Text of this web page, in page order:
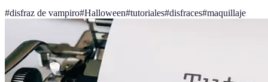
#disfraz de vampiro#Halloween#tutoriales#disfraces#maquillaje